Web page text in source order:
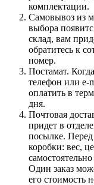
комплектации.
Самовывоз из
выбора
склад, вам
обратитесь к
номер.
Постамат.
телефон или e-
оплатить в
дня.
Почтовая
придет в
посылке.
коробки: вес,
Один заказ
его стоимость